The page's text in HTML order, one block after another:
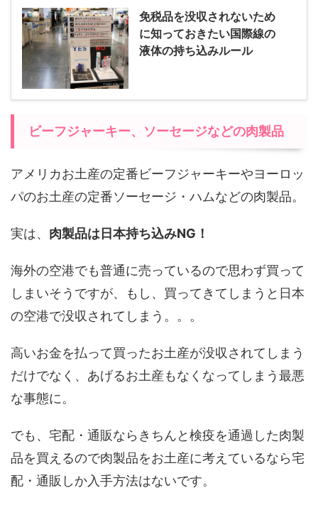
免税品を没収されないため
に知っておきたい国際線の
液体の持ち込みルール
ビーフジャーキー、ソーセージなどの肉製品
アメリカお土産の定番ビーフジャーキーやヨーロッ
パのお土産の定番ソーセージ・ハムなどの肉製品。
実は、 肉製品は日本持ち込みNG！
海外の空港でも普通に売っているので思わず買って
しまいそうですが、もし、買ってきてしまうと日本
の空港で没収されてしまう。。。
高いお金を払って買ったお土産が没収されてしまう
だけでなく、あげるお土産もなくなってしまう最悪
な事態に。
でも、宅配・通販ならきちんと検疫を通過した肉製
品を買えるので肉製品をお土産に考えているなら宅
配・通販しか入手方法はないです。